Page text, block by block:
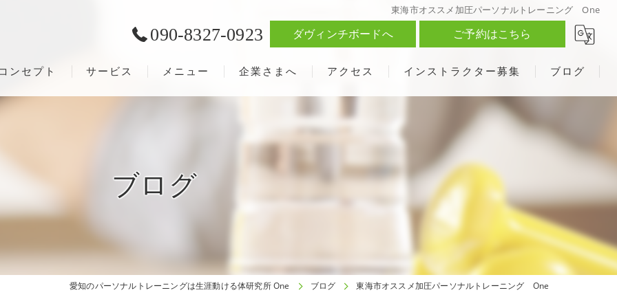
東海市オススメ加圧パーソナルトレーニング One
090-8327-0923 ダヴィンチボードへ ご予約はこちら
ンセプト サービス メニュー 企業さまへ アクセス インストラクター募集 ブログ
ブログ
愛知のパーソナルトレーニングは生涯動ける体研究所 One ブログ 東海市オススメ加圧パーソナルトレーニング One